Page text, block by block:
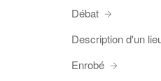
Débat
Description d'un
Enrobé